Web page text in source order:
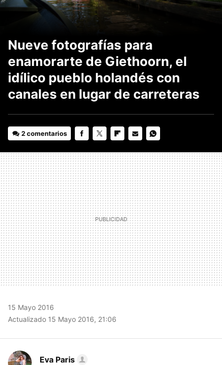
Nueve fotografías para
enamorarte de Giethoorn, el
idílico pueblo holandés con
canales en lugar de carreteras
2 comentarios
MAIL
15 Mayo 2016
Actualizado 15 Mayo 2016, 21:06
Eva Paris